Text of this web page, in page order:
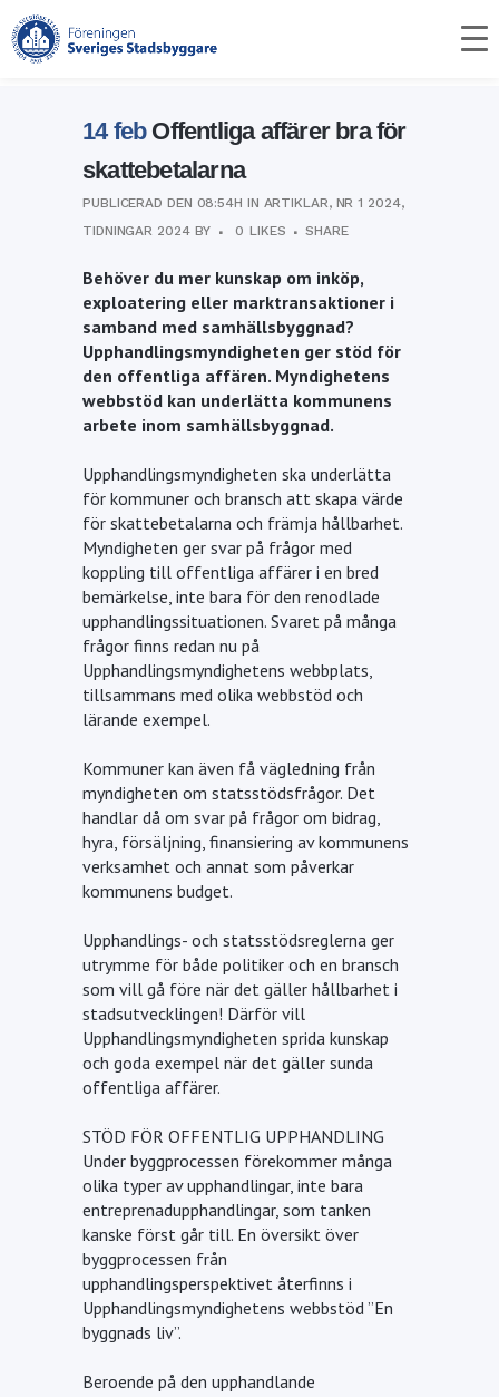
skattebetalarna
Startsida>Artiklar>Offentliga affärer bra för
skattebetalarna
14 febOffentliga affärer bra för
skattebetalarna
PUBLICERAD DEN 08:54H IN ARTIKLAR, NR 1 2024,
TIDNINGAR 2024 BY 0 LIKES SHARE
Behöver du mer kunskap om inköp,
exploatering eller marktransaktioner i
samband med samhällsbyggnad?
Upphandlingsmyndigheten ger stöd för
den offentliga affären. Myndighetens
webbstöd kan underlätta kommunens
arbete inom samhällsbyggnad.
Upphandlingsmyndigheten ska underlätta
för kommuner och bransch att skapa värde
för skattebetalarna och främja hållbarhet.
Myndigheten ger svar på frågor med
koppling till offentliga affärer i en bred
bemärkelse, inte bara för den renodlade
upphandlingssituationen. Svaret på många
frågor finns redan nu på
Upphandlingsmyndighetens webbplats,
tillsammans med olika webbstöd och
lärande exempel.
Kommuner kan även få vägledning från
myndigheten om statsstödsfrågor. Det
handlar då om svar på frågor om bidrag,
hyra, försäljning, finansiering av kommunens
verksamhet och annat som påverkar
kommunens budget.
Upphandlings- och statsstödsreglerna ger
utrymme för både politiker och en bransch
som vill gå före när det gäller hållbarhet i
stadsutvecklingen! Därför vill
Upphandlingsmyndigheten sprida kunskap
och goda exempel när det gäller sunda
offentliga affärer.
STÖD FÖR OFFENTLIG UPPHANDLING
Under byggprocessen förekommer många
olika typer av upphandlingar, inte bara
entreprenadupphandlingar, som tanken
kanske först går till. En översikt över
byggprocessen från
upphandlingsperspektivet återfinns i
Upphandlingsmyndighetens webbstöd ”En
byggnads liv”.
Beroende på den upphandlande